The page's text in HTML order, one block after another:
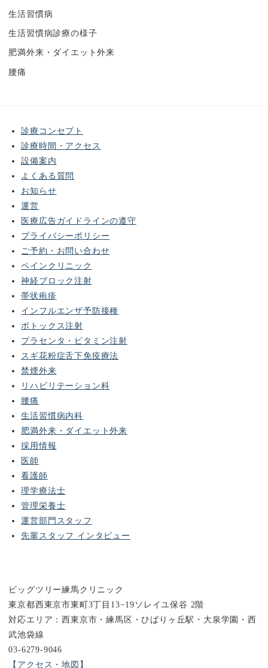
生活習慣病
生活習慣病診療の様子
肥満外来・ダイエット外来
腰痛
診療コンセプト
診療時間・アクセス
設備案内
よくある質問
お知らせ
運営
医療広告ガイドラインの遵守
プライバシーポリシー
ご予約・お問い合わせ
ペインクリニック
神経ブロック注射
帯状疱疹
インフルエンザ予防接種
ボトックス注射
プラセンタ・ビタミン注射
スギ花粉症舌下免疫療法
禁煙外来
リハビリテーション科
腰痛
生活習慣病内科
肥満外来・ダイエット外来
採用情報
医師
看護師
理学療法士
管理栄養士
運営部門スタッフ
先輩スタッフ インタビュー
ビッグツリー練馬クリニック
東京都西東京市東町3丁目13−19ソレイユ保谷 2階
対応エリア：西東京市・練馬区・ひばりヶ丘駅・大泉学園・西
武池袋線
03-6279-9046
【アクセス・地図】